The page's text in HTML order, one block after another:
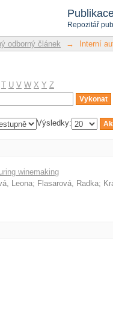
Repozitář
odborný článek → Interní
T U V W X Y Z
Výsledky:
winemaking
Leona; Flasarová, Radka;